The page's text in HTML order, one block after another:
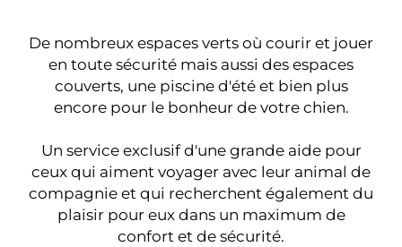
De nombreux espaces verts où courir et jouer
en toute sécurité mais aussi des espaces
couverts, une piscine d'été et bien plus
encore pour le bonheur de votre chien.
Un service exclusif d'une grande aide pour
ceux qui aiment voyager avec leur animal de
compagnie et qui recherchent également du
plaisir pour eux dans un maximum de
confort et de sécurité.